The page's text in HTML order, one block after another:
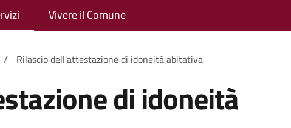
Vivere il Comune
/ Rilascio dell'attestazione di idoneità abitativa
di idoneità